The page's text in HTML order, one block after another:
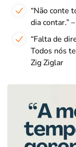
“Não conte
dia contar.”
“Falta de
Todos nós
Zig Ziglar